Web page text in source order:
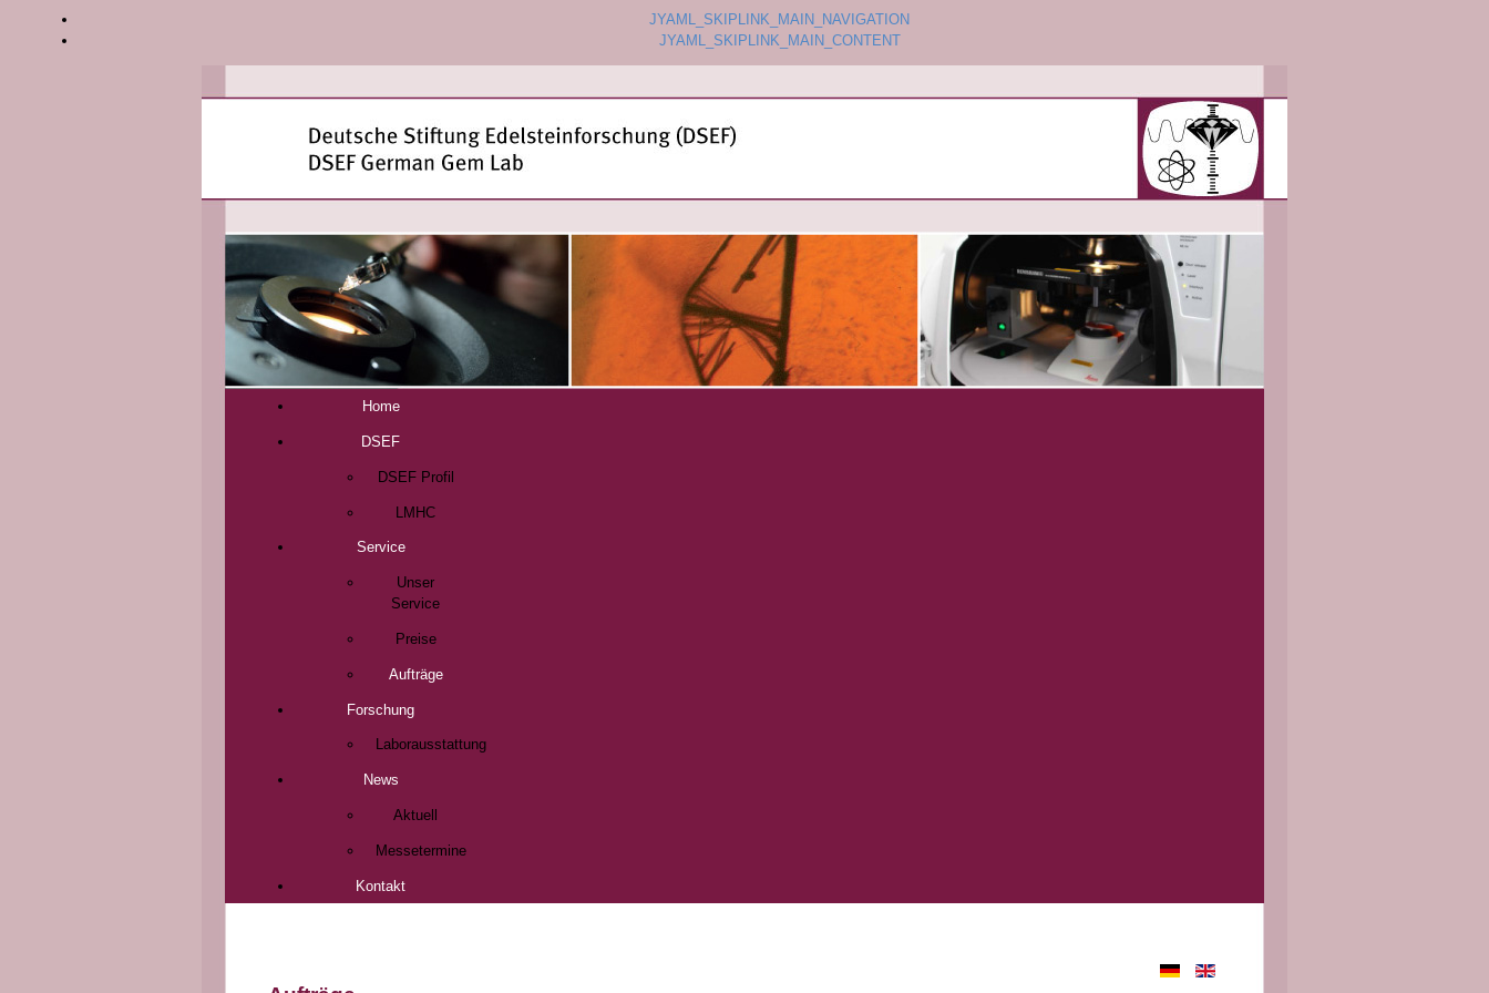
JYAML_SKIPLINK_MAIN_NAVIGATION
JYAML_SKIPLINK_MAIN_CONTENT
Home
DSEF
DSEF Profil
LMHC
Service
Unser
Service
Preise
Aufträge
Forschung
Laborausstattung
News
Aktuell
Messetermine
Kontakt